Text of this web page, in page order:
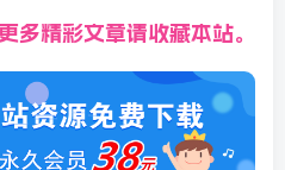
多精彩文章请收藏本站。